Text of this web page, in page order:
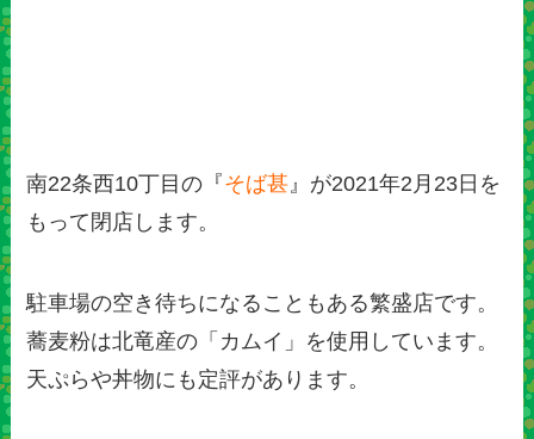
南22条西10丁目の『そば甚 』が2021年2月23日を
もって閉店します。
駐車場の空き待ちになることもある繁盛店です。
蕎麦粉は北竜産の「カムイ」を使用しています。
天ぷらや丼物にも定評があります。